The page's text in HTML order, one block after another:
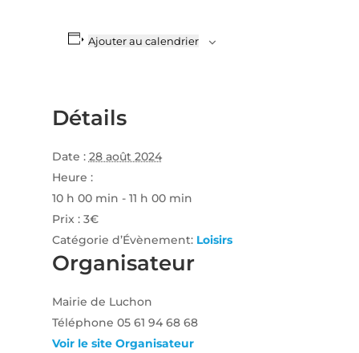
Ajouter au calendrier
Détails
Date : 28 août 2024
Heure :
10 h 00 min - 11 h 00 min
Prix : 3€
Catégorie d’Évènement: Loisirs
Organisateur
Mairie de Luchon
Téléphone 05 61 94 68 68
Voir le site Organisateur